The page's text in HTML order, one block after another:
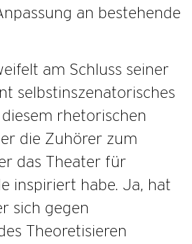
an bestehende
am Schluss seiner
selbstinszenatorisches
rhetorischen
die Zuhörer zum
das Theater für
inspiriert habe. Ja, hat
sich gegen
Theoretisieren